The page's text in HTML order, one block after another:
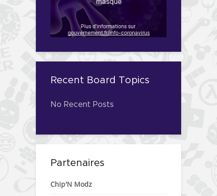
Recent Board Topics
No Recent Posts
Partenaires
Chip'N Modz